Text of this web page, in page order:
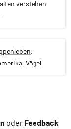
verstehen
,
, Vögel
oder Feedback